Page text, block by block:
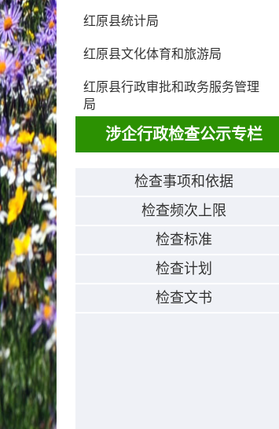
红原县统计局
红原县文化体育和旅游局
红原县行政审批和政务服务管理
局
涉企行政检查公示专栏
检查事项和依据
检查频次上限
检查标准
检查计划
检查文书